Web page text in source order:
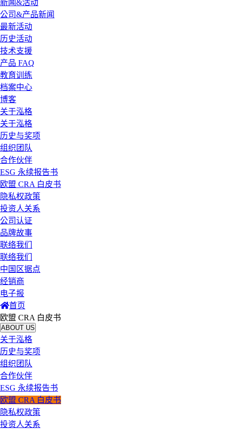
新闻&活动
公司&产品新闻
最新活动
历史活动
技术支援
产品 FAQ
教育训练
档案中心
博客
关于泓格
关于泓格
历史与奖项
组织团队
合作伙伴
ESG 永续报告书
欧盟 CRA 白皮书
隐私权政策
投资人关系
公司认证
品牌故事
联络我们
联络我们
中国区据点
经销商
电子报
首页
欧盟 CRA 白皮书
ABOUT US
关于泓格
历史与奖项
组织团队
合作伙伴
ESG 永续报告书
欧盟 CRA 白皮书
隐私权政策
投资人关系